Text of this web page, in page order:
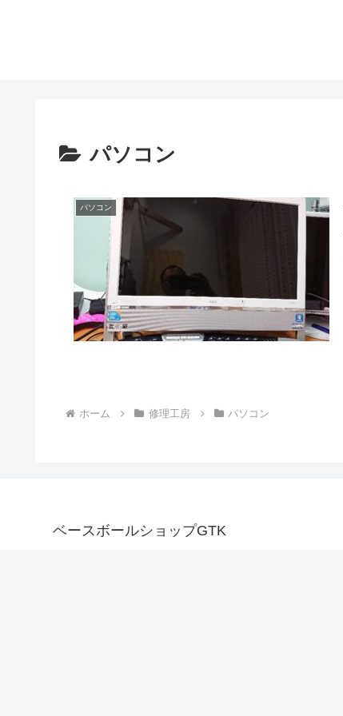
パソコン
パソコン
ホーム 修理工房 パソコン
ベースボールショップGTK